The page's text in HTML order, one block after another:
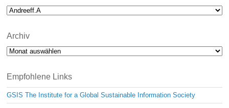
Archiv
Archiv
Empfohlene Links
GSIS The Institute for a Global Sustainable Information Society